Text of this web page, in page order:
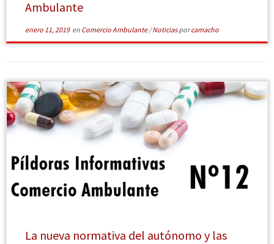
Ambulante
enero 11, 2019en Comercio Ambulante/Noticiasporcamacho
La nueva normativa del autónomo y las